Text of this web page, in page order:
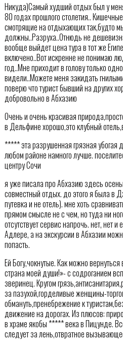
Никуда)Самый худший отдых был у
80 годах прошлого столетия..
смотрящие на отдыхающих так,будто
должны..Разруха..Отнюдь не
вообще выйдет цена тура в тот же
включено..Вот искренне не понимаю
год..Мне приходит в голову только
видели..Можете меня закидать
поверю что турист бывший на других
добровольно в Абхазию
Очень и очень красивая
в Дельфине хорошо,это клубный
***** эта разрушенная грязная
любом районе намного лучше.
центру Сочи
я уже писала про Абхазию здесь
совместный отдых. до этого я была в
путевка и не отель). мне хоть
прямом смысле не с чем, но туда ни
отсутствует сервис напрочь. нет, нет
Адлере, а на экскурсии в Абхазии
попасть.
Ей Богу,чокнутые. Как можно
страна моей души!»- с содроганием
зверинец. Кругом
за пазухой,горделивые женщины-
обмануть,пренебрежение к
движение на дорогах. Из плюсов:
в храме якобы ***** века в Пицунде.
следует за лень,отвратное